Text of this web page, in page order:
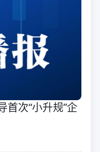
首次“小升规”企